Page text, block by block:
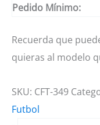
Pedido Mínimo:
Recuerda que
quieras al modelo
SKU: CFT-349
Futbol